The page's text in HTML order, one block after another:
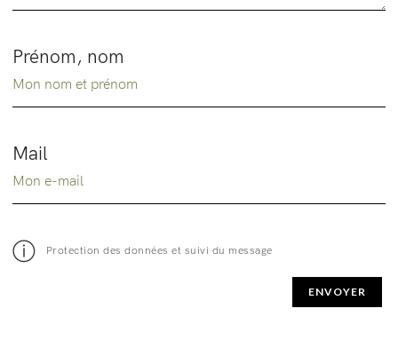
Prénom, nom
Mail
Protection des données et suivi du message
ENVOYER